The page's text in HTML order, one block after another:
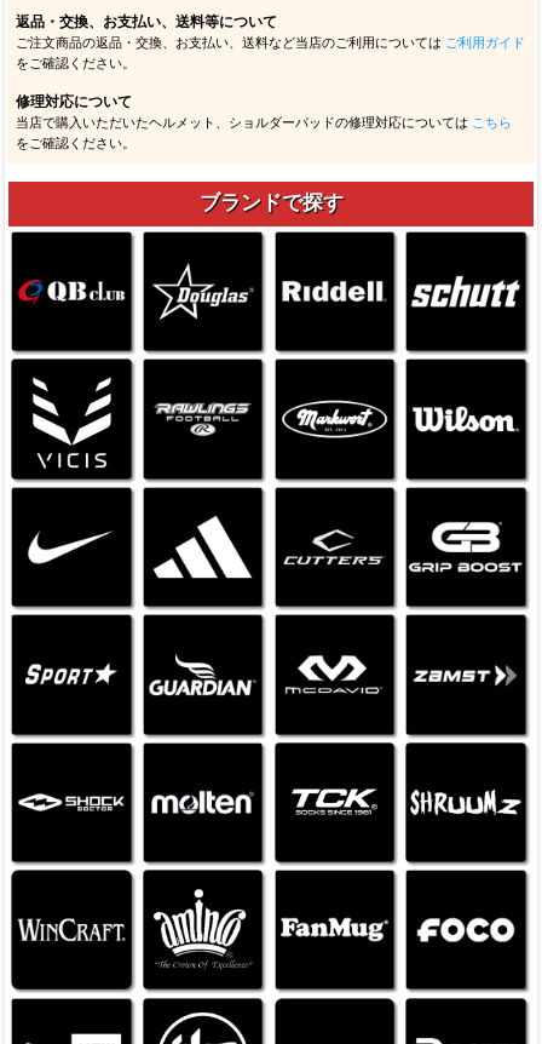
返品・交換、お支払い、送料等について
ご注文商品の返品・交換、お支払い、送料など当店のご利用については ご利用ガイド
をご確認ください。
修理対応について
当店で購入いただいたヘルメット、ショルダーパッドの修理対応については こちら
をご確認ください。
ブランドで探す